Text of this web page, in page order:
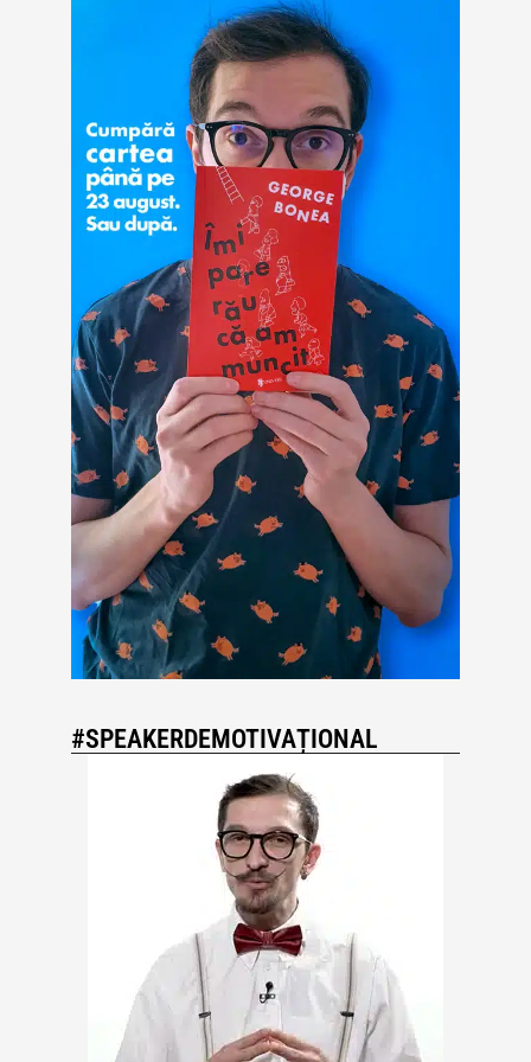
#SPEAKERDEMOTIVAȚIONAL